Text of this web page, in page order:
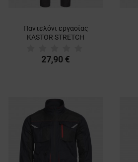
Παντελόνι εργασίας
KASTOR STRETCH
27,90 €